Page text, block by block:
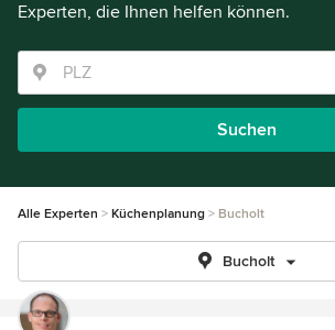
Experten, die Ihnen helfen können.
Suchen
Alle Experten Küchenplanung Bucholt
Bucholt